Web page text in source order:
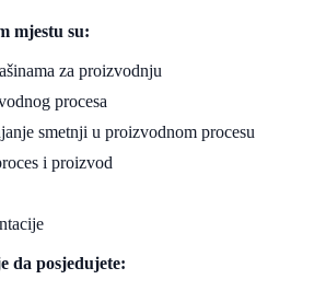
mjestu su:
za proizvodnju
procesa
smetnji u proizvodnom procesu
i proizvod
da posjedujete: